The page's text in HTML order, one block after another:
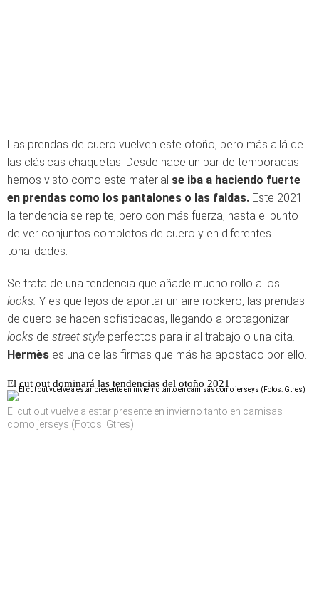
Las prendas de cuero vuelven este otoño, pero más allá de
las clásicas chaquetas. Desde hace un par de temporadas
hemos visto como este material se iba a haciendo fuerte
en prendas como los pantalones o las faldas. Este 2021
la tendencia se repite, pero con más fuerza, hasta el punto
de ver conjuntos completos de cuero y en diferentes
tonalidades.
Se trata de una tendencia que añade mucho rollo a los
looks. Y es que lejos de aportar un aire rockero, las prendas
de cuero se hacen sofisticadas, llegando a protagonizar
looks de street style perfectos para ir al trabajo o una cita.
Hermès es una de las firmas que más ha apostado por ello.
El cut out dominará las tendencias del otoño 2021
El cut out vuelve a estar presente en invierno tanto en camisas
como jerseys (Fotos: Gtres)